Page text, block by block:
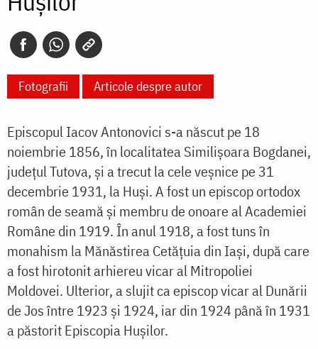
Fotografii Articole despre autor
Episcopul Iacov Antonovici s-a născut pe 18
noiembrie 1856, în localitatea Similișoara Bogdanei,
județul Tutova, și a trecut la cele veșnice pe 31
decembrie 1931, la Huși. A fost un episcop ortodox
român de seamă și membru de onoare al Academiei
Române din 1919. În anul 1918, a fost tuns în
monahism la Mănăstirea Cetățuia din Iași, după care
a fost hirotonit arhiereu vicar al Mitropoliei
Moldovei. Ulterior, a slujit ca episcop vicar al Dunării
de Jos între 1923 și 1924, iar din 1924 până în 1931
a păstorit Episcopia Hușilor.